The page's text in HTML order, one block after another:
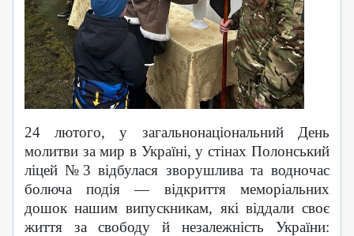
24 лютого, у загальнонаціональний День
молитви за мир в Україні, у стінах Полонський
ліцей №3 відбулася зворушлива та водночас
болюча подія — відкриття меморіальних
дошок нашим випускникам, які віддали своє
життя за свободу й незалежність України: